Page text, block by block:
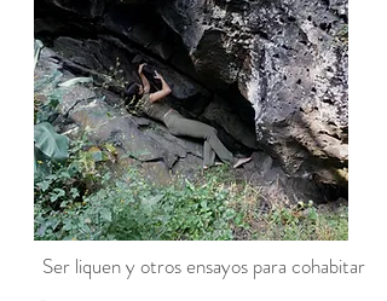
Ser liquen y otros ensayos para cohabitar